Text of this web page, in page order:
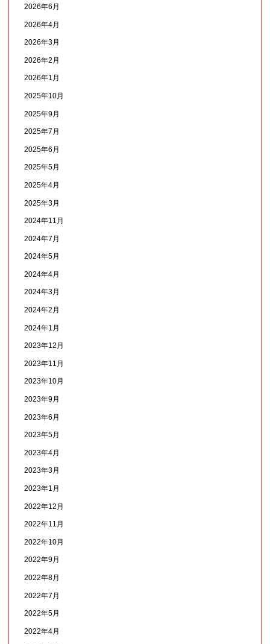
2026年6月
2026年4月
2026年3月
2026年2月
2026年1月
2025年10月
2025年9月
2025年7月
2025年6月
2025年5月
2025年4月
2025年3月
2024年11月
2024年7月
2024年5月
2024年4月
2024年3月
2024年2月
2024年1月
2023年12月
2023年11月
2023年10月
2023年9月
2023年6月
2023年5月
2023年4月
2023年3月
2023年1月
2022年12月
2022年11月
2022年10月
2022年9月
2022年8月
2022年7月
2022年5月
2022年4月